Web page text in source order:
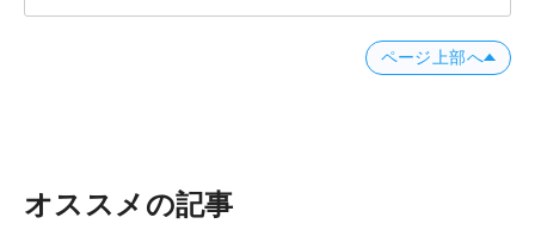
ページ上部へ
オススメの記事